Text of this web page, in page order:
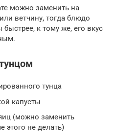
можно заменить на
ветчину, тогда блюдо
к тому же, его вкус
тунца
капусты
(можно заменить
этого не делать)